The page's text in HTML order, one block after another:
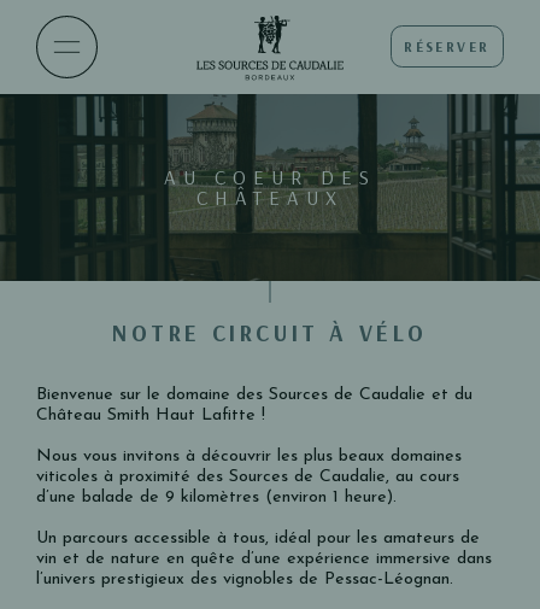
RÉSERVER
AU COEUR DES
CHÂTEAUX
NOTRE CIRCUIT À VÉLO
Bienvenue sur le domaine des Sources de Caudalie et du
Château Smith Haut Lafitte !
Nous vous invitons à découvrir les plus beaux domaines
viticoles à proximité des Sources de Caudalie, au cours
d’une balade de 9 kilomètres (environ 1 heure).
Un parcours accessible à tous, idéal pour les amateurs de
vin et de nature en quête d’une expérience immersive dans
l’univers prestigieux des vignobles de Pessac-Léognan.